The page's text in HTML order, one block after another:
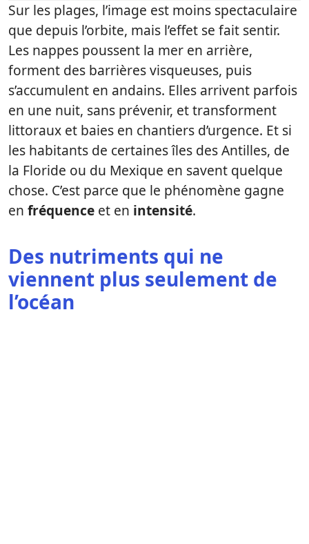
Sur les plages, l’image est moins spectaculaire
que depuis l’orbite, mais l’effet se fait sentir.
Les nappes poussent la mer en arrière,
forment des barrières visqueuses, puis
s’accumulent en andains. Elles arrivent parfois
en une nuit, sans prévenir, et transforment
littoraux et baies en chantiers d’urgence. Et si
les habitants de certaines îles des Antilles, de
la Floride ou du Mexique en savent quelque
chose. C’est parce que le phénomène gagne
en fréquence et en intensité.
Des nutriments qui ne
viennent plus seulement de
l’océan